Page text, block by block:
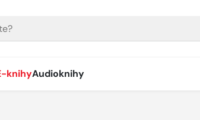
knihyAudioknihy